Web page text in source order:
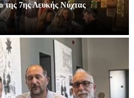
της 7ης Λευκής Νύχτας